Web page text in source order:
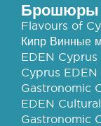
Flavours of
Кипр Винные
EDEN Cyprus
Cyprus EDEN
Gastronomic
EDEN
Gastronomic